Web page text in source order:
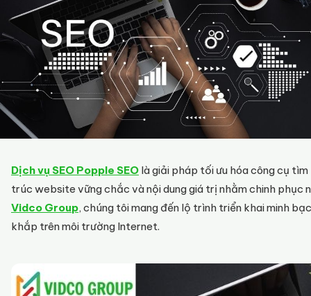
Dịch vụ SEO Popple SEO là giải pháp tối ưu hóa công cụ
trúc website vững chắc và nội dung giá trị nhằm chinh
Vidco Group, chúng tôi mang đến lộ trình triển khai minh
khắp trên môi trường Internet.